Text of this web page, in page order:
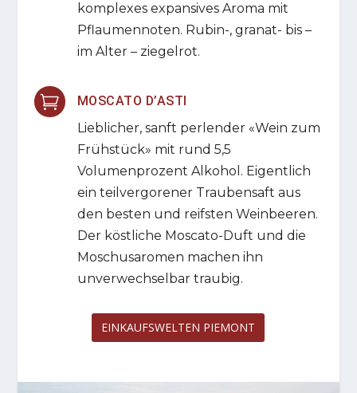
komplexes expansives Aroma mit
Pflaumennoten. Rubin-, granat- bis –
im Alter – ziegelrot.

MOSCATO D’ASTI
Lieblicher, sanft perlender «Wein zum
Frühstück» mit rund 5,5
Volumenprozent Alkohol. Eigentlich
ein teilvergorener Traubensaft aus
den besten und reifsten Weinbeeren.
Der köstliche Moscato-Duft und die
Moschusaromen machen ihn
unverwechselbar traubig.
EINKAUFSWELTEN PIEMONT